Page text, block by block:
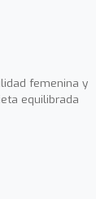
femenina y
equilibrada